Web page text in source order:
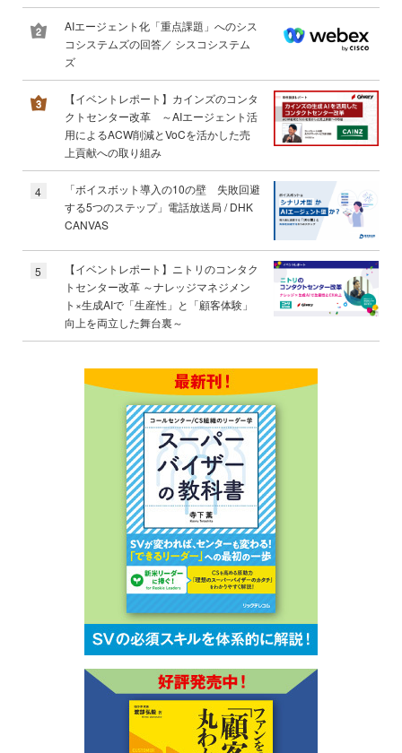
AIエージェント化「重点課題」へのシス
コシステムズの回答／ シスコシステム
ズ
【イベントレポート】カインズのコンタ
クトセンター改革 ～AIエージェント活
用によるACW削減とVoCを活かした売
上貢献への取り組み
4
「ボイスボット導入の10の壁 失敗回避
する5つのステップ」電話放送局 / DHK
CANVAS
5
【イベントレポート】ニトリのコンタク
トセンター改革 ～ナレッジマネジメン
ト×生成AIで「生産性」と「顧客体験」
向上を両立した舞台裏～